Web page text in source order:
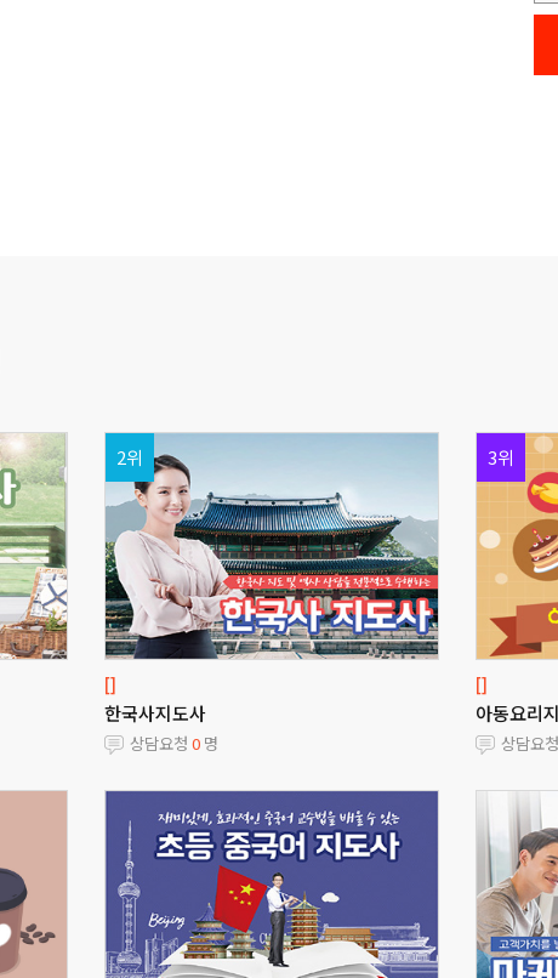
2위
[]
한국사지도사
상담요청 0 명
3위
[]
아동요리
상담요청